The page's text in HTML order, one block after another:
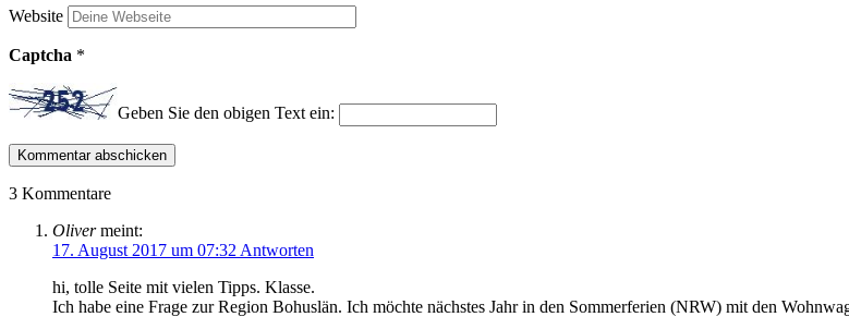
Website
Captcha *
Geben Sie den obigen Text ein:
3 Kommentare
Oliver meint:
17. August 2017 um 07:32 Antworten
hi, tolle Seite mit vielen Tipps. Klasse.
Ich habe eine Frage zur Region Bohuslän. Ich möchte nächstes Jahr in den Sommerferien (NRW) mit den